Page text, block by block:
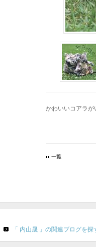
かわいいコアラ
「 内山晟 」の関連ブログを探